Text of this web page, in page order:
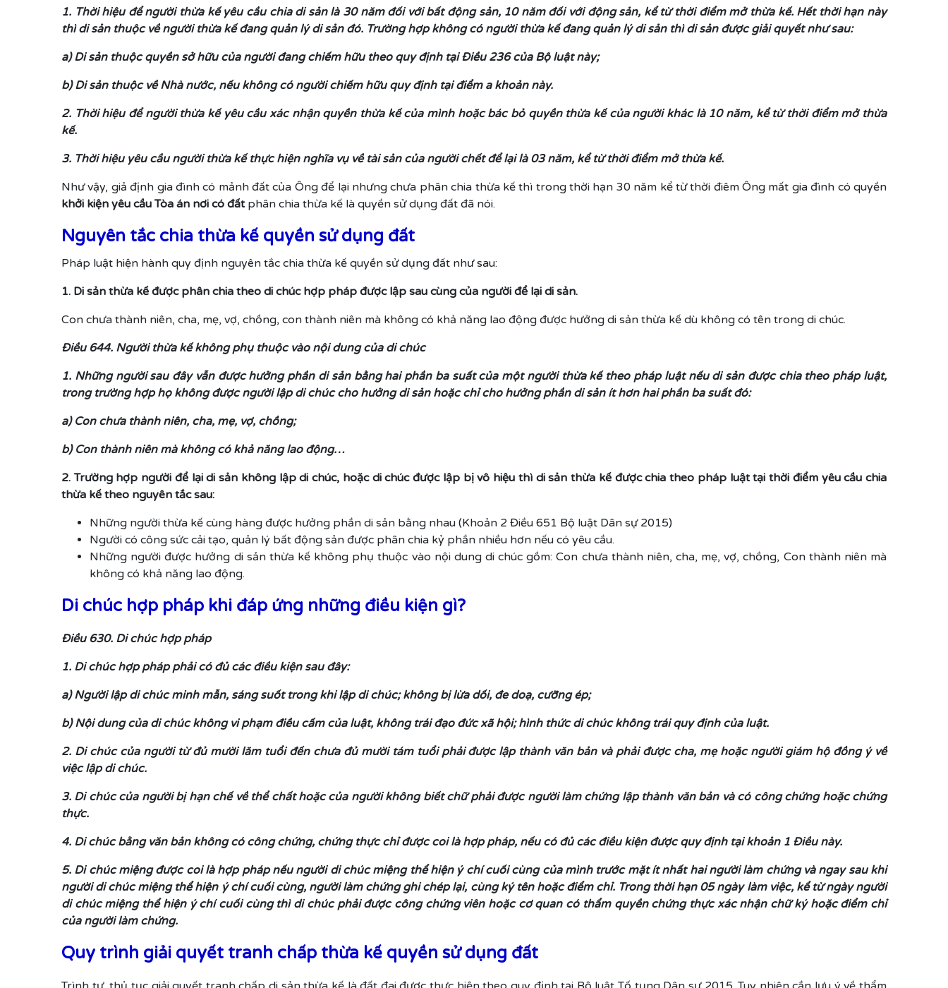
1. Thời hiệu để người thừa kế yêu cầu chia di sản là 30 năm đối với bất động sản, 10 năm đối với động sản, kể từ thời điểm mở thừa kế. Hết thời hạn này
thì di sản thuộc về người thừa kế đang quản lý di sản đó. Trường hợp không có người thừa kế đang quản lý di sản thì di sản được giải quyết như sau:
a) Di sản thuộc quyền sở hữu của người đang chiếm hữu theo quy định tại Điều 236 của Bộ luật này;
b) Di sản thuộc về Nhà nước, nếu không có người chiếm hữu quy định tại điểm a khoản này.
2. Thời hiệu để người thừa kế yêu cầu xác nhận quyền thừa kế của mình hoặc bác bỏ quyền thừa kế của người khác là 10 năm, kể từ thời điểm mở thừa
kế.
3. Thời hiệu yêu cầu người thừa kế thực hiện nghĩa vụ về tài sản của người chết để lại là 03 năm, kể từ thời điểm mở thừa kế.
Như vậy, giả định gia đình có mảnh đất của Ông để lại nhưng chưa phân chia thừa kế thì trong thời hạn 30 năm kể từ thời điêm Ông mất gia đình có quyền
khởi kiện yêu cầu Tòa án nơi có đấtphân chia thừa kế là quyền sử dụng đất đã nói.
Nguyên tắc chia thừa kế quyền sử dụng đất
Pháp luật hiện hành quy định nguyên tắc chia thừa kế quyền sử dụng đất như sau:
1. Di sản thừa kế được phân chia theo di chúc hợp pháp được lập sau cùng của người để lại di sản.
Con chưa thành niên, cha, mẹ, vợ, chồng, con thành niên mà không có khả năng lao động được hưởng di sản thừa kế dù không có tên trong di chúc.
Điều 644. Người thừa kế không phụ thuộc vào nội dung của di chúc
1. Những người sau đây vẫn được hưởng phần di sản bằng hai phần ba suất của một người thừa kế theo pháp luật nếu di sản được chia theo pháp luật,
trong trường hợp họ không được người lập di chúc cho hưởng di sản hoặc chỉ cho hưởng phần di sản ít hơn hai phần ba suất đó:
a) Con chưa thành niên, cha, mẹ, vợ, chồng;
b) Con thành niên mà không có khả năng lao động…
2. Trường hợp người để lại di sản không lập di chúc, hoặc di chúc được lập bị vô hiệu thì di sản thừa kế được chia theo pháp luật tại thời điểm yêu cầu chia
thừa kế theo nguyên tắc sau:
Những người thừa kế cùng hàng được hưởng phần di sản bằng nhau (Khoản 2 Điều 651 Bộ luật Dân sự 2015)
Người có công sức cải tạo, quản lý bất động sản được phân chia kỷ phần nhiều hơn nếu có yêu cầu.
Những người được hưởng di sản thừa kế không phụ thuộc vào nội dung di chúc gồm: Con chưa thành niên, cha, mẹ, vợ, chồng, Con thành niên mà
không có khả năng lao động.
Di chúc hợp pháp khi đáp ứng những điều kiện gì?
Điều 630. Di chúc hợp pháp
1. Di chúc hợp pháp phải có đủ các điều kiện sau đây:
a) Người lập di chúc minh mẫn, sáng suốt trong khi lập di chúc; không bị lừa dối, đe doạ, cưỡng ép;
b) Nội dung của di chúc không vi phạm điều cấm của luật, không trái đạo đức xã hội; hình thức di chúc không trái quy định của luật.
2. Di chúc của người từ đủ mười lăm tuổi đến chưa đủ mười tám tuổi phải được lập thành văn bản và phải được cha, mẹ hoặc người giám hộ đồng ý về
việc lập di chúc.
3. Di chúc của người bị hạn chế về thể chất hoặc của người không biết chữ phải được người làm chứng lập thành văn bản và có công chứng hoặc chứng
thực.
4. Di chúc bằng văn bản không có công chứng, chứng thực chỉ được coi là hợp pháp, nếu có đủ các điều kiện được quy định tại khoản 1 Điều này.
5. Di chúc miệng được coi là hợp pháp nếu người di chúc miệng thể hiện ý chí cuối cùng của mình trước mặt ít nhất hai người làm chứng và ngay sau khi
người di chúc miệng thể hiện ý chí cuối cùng, người làm chứng ghi chép lại, cùng ký tên hoặc điểm chỉ. Trong thời hạn 05 ngày làm việc, kể từ ngày người
di chúc miệng thể hiện ý chí cuối cùng thì di chúc phải được công chứng viên hoặc cơ quan có thẩm quyền chứng thực xác nhận chữ ký hoặc điểm chỉ
của người làm chứng.
Quy trình giải quyết tranh chấp thừa kế quyền sử dụng đất